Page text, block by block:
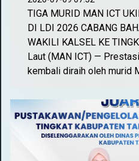
TIGA MURID MAN ICT
DI LDI 2026 CABANG
WAKILI KALSEL KE
Laut (MAN ICT) —
kembali diraih oleh murid